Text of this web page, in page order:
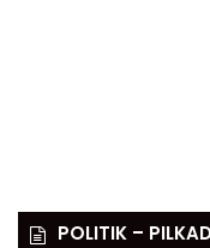
POLITIK –